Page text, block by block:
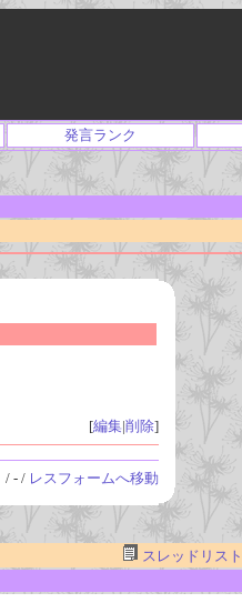
発言ランク
[編集|削除]
/ - / レスフォームへ移動
スレッドリス